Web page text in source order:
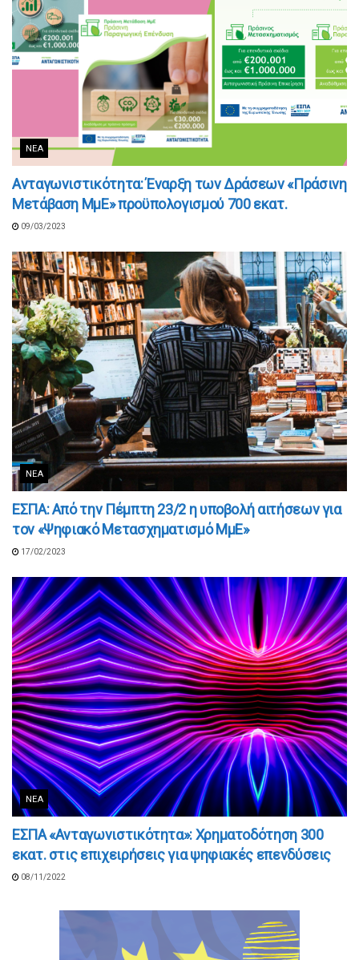
ΝΈΑ
Ανταγωνιστικότητα: Έναρξη των Δράσεων «Πράσινη
Μετάβαση ΜμΕ» προϋπολογισμού 700 εκατ.
09/03/2023
ΝΈΑ
ΕΣΠΑ: Από την Πέμπτη 23/2 η υποβολή αιτήσεων για
τον «Ψηφιακό Μετασχηματισμό ΜμΕ»
17/02/2023
ΝΈΑ
ΕΣΠΑ «Ανταγωνιστικότητα»: Χρηματοδότηση 300
εκατ. στις επιχειρήσεις για ψηφιακές επενδύσεις
08/11/2022